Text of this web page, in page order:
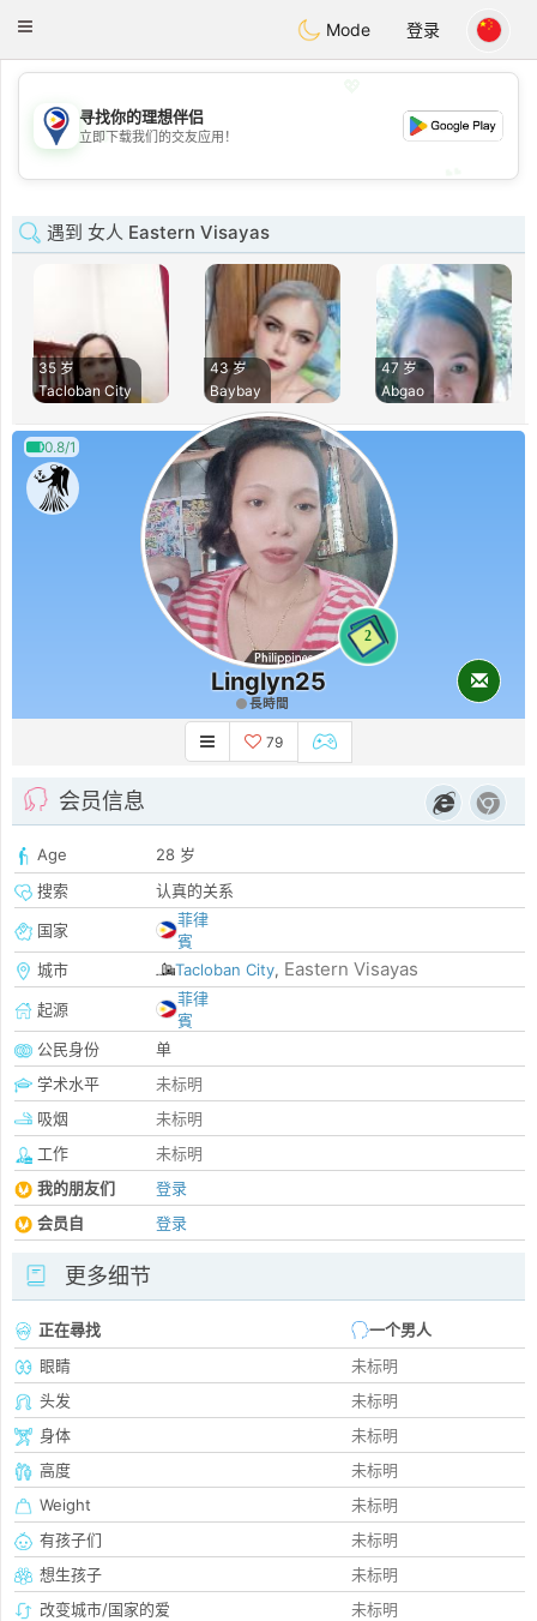
PhilippinesChat
Toggle
Mode 登录
💖
💕
寻找你的理想伴侣
立即下载我们的交友应用！
遇到 女人 Eastern Visayas
35 岁
Tacloban City
43 岁
Baybay
47 岁
Abgao
0.8/1
2
Linglyn25
長時間
79
会员信息
Age
28 岁
搜索
认真的关系
国家
菲律
賓
城市
Tacloban City, Eastern Visayas
起源
菲律
賓
公民身份
单
学术水平
未标明
吸烟
未标明
工作
未标明
我的朋友们
登录
会员自
登录
更多细节
正在尋找
一个男人
眼睛
未标明
头发
未标明
身体
未标明
高度
未标明
Weight
未标明
有孩子们
未标明
想生孩子
未标明
改变城市/国家的爱
未标明